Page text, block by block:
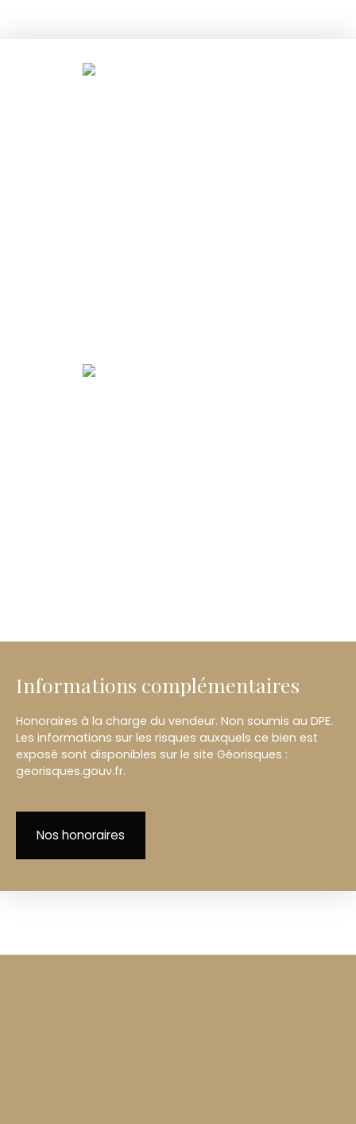
Informations complémentaires
Honoraires à la charge du vendeur. Non soumis au DPE.
Les informations sur les risques auxquels ce bien est
exposé sont disponibles sur le site Géorisques :
georisques.gouv.fr.
Nos honoraires